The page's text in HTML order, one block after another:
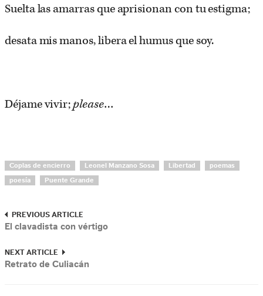
Suelta las amarras que aprisionan con tu estigma;
desata mis manos, libera el humus que soy.
Déjame vivir;please…
Coplas de encierro Leonel Manzano Sosa Libertad poemas
poesía Puente Grande
PREVIOUS ARTICLE
El clavadista con vértigo
NEXT ARTICLE
Retrato de Culiacán